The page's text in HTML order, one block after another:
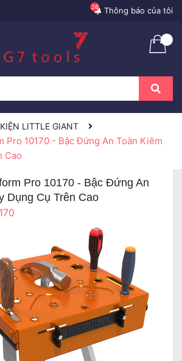
Thông báo của tôi
26
LITTLE GIANT
Pro 10170 - Bậc Đứng An Toàn Kiêm
Cao
Pro 10170 - Bậc Đứng An
Dụng Cụ Trên Cao